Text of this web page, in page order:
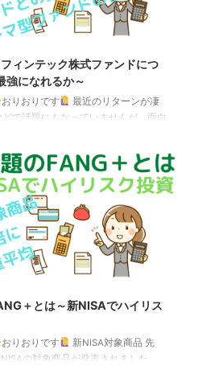
ィンテック株式ファンドにつ
強になれるか～
おりおりです
最近のリターンが凄
どで話題にもなっていませんが、面白
ンで、7月からの値動きはこの通り
デックスファンドとテーマ型ファンド
年7月以降） このように、eMAXIS
S&P500）や eMAXIS Slim 全世界株式
リー）、eMAXIS NASDAQ100 イン
＋とは～新NISAでハイリス
おりおりです
新NISA対象商品 先
の対象商品が発表されました。